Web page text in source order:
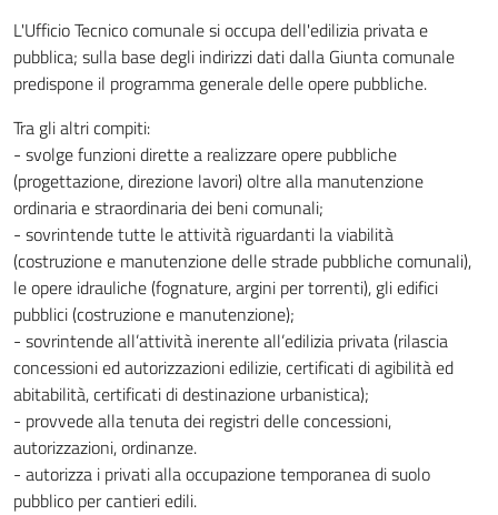
L'Ufficio Tecnico comunale si occupa dell'edilizia privata e
pubblica; sulla base degli indirizzi dati dalla Giunta comunale
predispone il programma generale delle opere pubbliche.
Tra gli altri compiti:
- svolge funzioni dirette a realizzare opere pubbliche
(progettazione, direzione lavori) oltre alla manutenzione
ordinaria e straordinaria dei beni comunali;
- sovrintende tutte le attività riguardanti la viabilità
(costruzione e manutenzione delle strade pubbliche comunali),
le opere idrauliche (fognature, argini per torrenti), gli edifici
pubblici (costruzione e manutenzione);
- sovrintende all’attività inerente all’edilizia privata (rilascia
concessioni ed autorizzazioni edilizie, certificati di agibilità ed
abitabilità, certificati di destinazione urbanistica);
- provvede alla tenuta dei registri delle concessioni,
autorizzazioni, ordinanze.
- autorizza i privati alla occupazione temporanea di suolo
pubblico per cantieri edili.